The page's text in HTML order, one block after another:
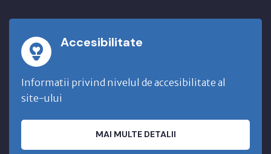
Accesibilitate
Informatii privind nivelul de accesibilitate al
site-ului
MAI MULTE DETALII